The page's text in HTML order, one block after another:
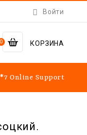
 Войти
0 КОРЗИНА
Online Support